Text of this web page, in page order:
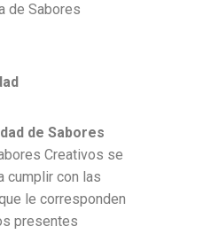
de Sabores
de Sabores
Creativos se
cumplir con las
le corresponden
presentes